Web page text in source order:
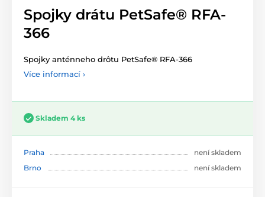
Spojky drátu PetSafe® RFA-
366
Spojky anténneho drôtu PetSafe® RFA-366
Více informací ›
Skladem 4 ks
Praha
není skladem
Brno
není skladem